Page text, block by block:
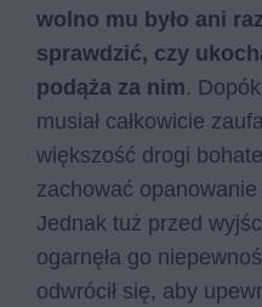
wolno mu było ani
sprawdzić, czy
podąża za nim.
musiał całkowicie
większość drogi
zachować
Jednak tuż przed
ogarnęła go
odwrócił się, aby